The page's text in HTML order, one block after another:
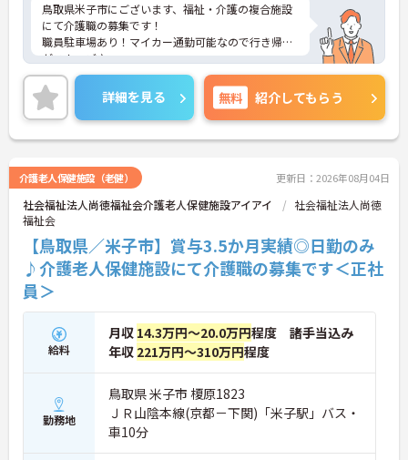
鳥取県米子市にございます、福祉・介護の複合施設
にて介護職の募集です！
職員駐車場あり！マイカー通勤可能なので行き帰り
がスムーズ♪
育児休暇制度がありますので、ライフステージに応
じて長くお仕事を続けていくことができます◎
ご興味のある方は、マイナビ介護職までお問い合わ
せください。
詳細を見る 無料 紹介してもらう
介護老人保健施設（老健） 更新日：2026年08月04日
社会福祉法人尚徳福祉会介護老人保健施設アイアイ
社会福祉法人尚徳
福祉会
【鳥取県／米子市】賞与3.5か月実績◎日勤のみ
♪介護老人保健施設にて介護職の募集です＜正社
員＞
給料
月収 14.3万円～20.0万円程度 諸手当込み
年収 221万円～310万円程度
勤務地
鳥取県 米子市 榎原1823
ＪＲ山陰本線(京都－下関)「米子駅」バス・
車10分